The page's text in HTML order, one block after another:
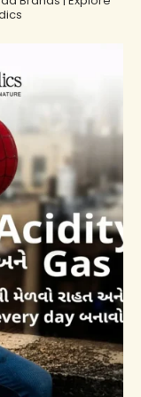
encías.
debido a
buscar
a su dieta.
deben
a un